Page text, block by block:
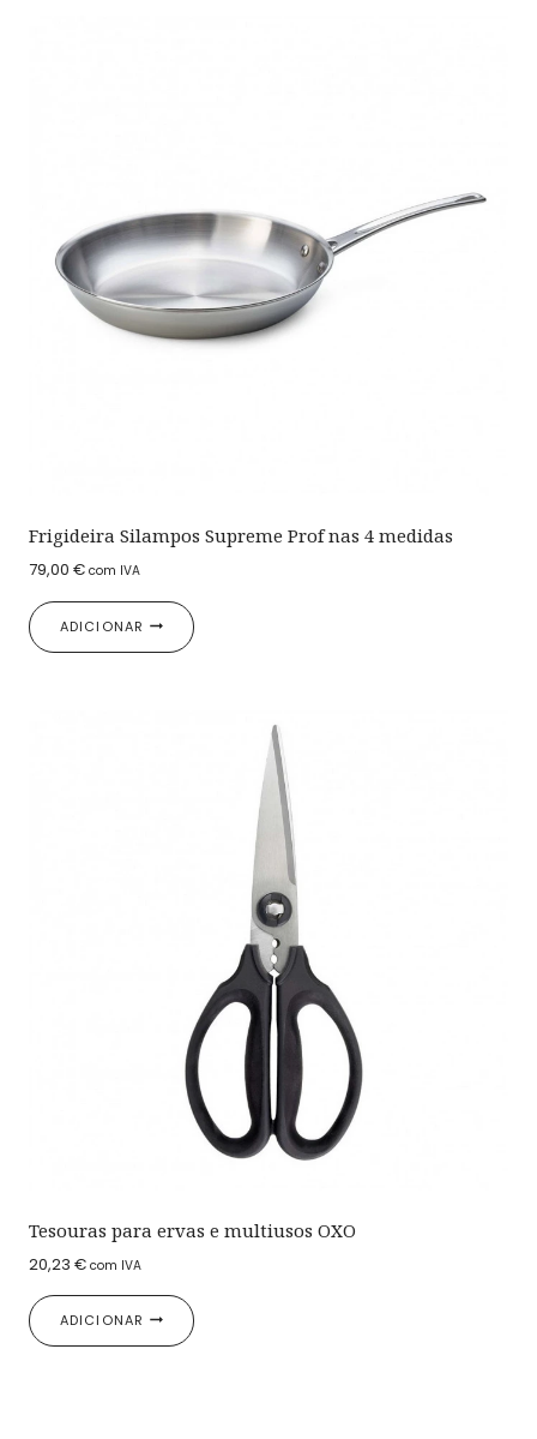
Frigideira Silampos Supreme Prof nas 4 medidas
79,00 € com IVA
ADICIONAR
Tesouras para ervas e multiusos OXO
20,23 € com IVA
ADICIONAR